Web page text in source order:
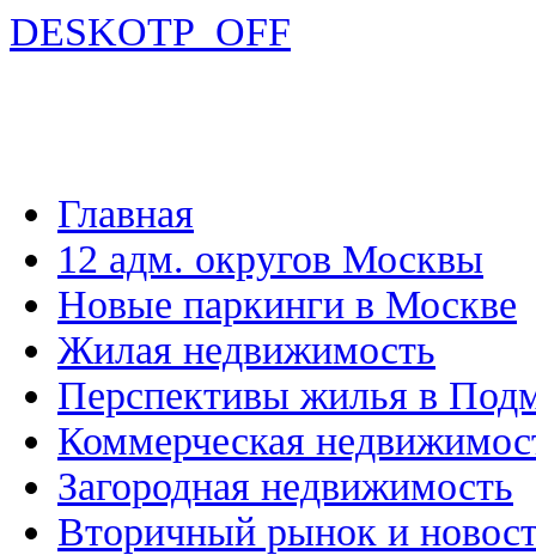
DESKOTP_OFF
Главная
12 адм. округов Москвы
Новые паркинги в Москве
Жилая недвижимость
Перспективы жилья в
Коммерческая
Загородная недвижимость
Вторичный рынок и